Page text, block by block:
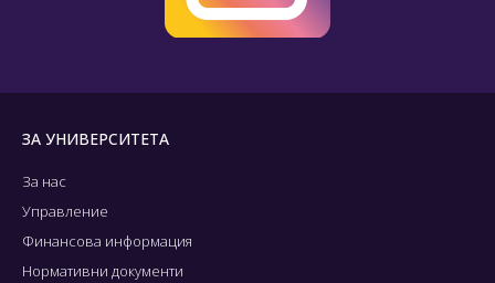
ЗА УНИВЕРСИТЕТА
За нас
Управление
Финансова информация
Нормативни документи